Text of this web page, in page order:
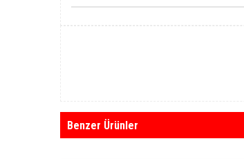
Benzer Ürünler